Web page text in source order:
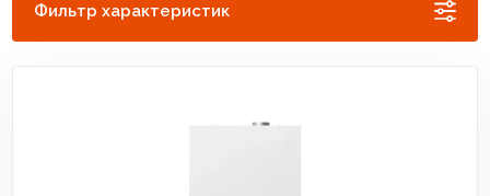
Фильтр характеристик